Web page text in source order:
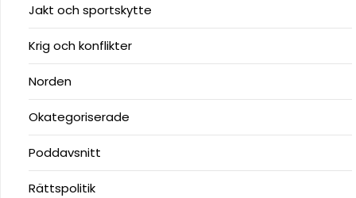
Jakt och sportskytte
Krig och konflikter
Norden
Okategoriserade
Poddavsnitt
Rättspolitik